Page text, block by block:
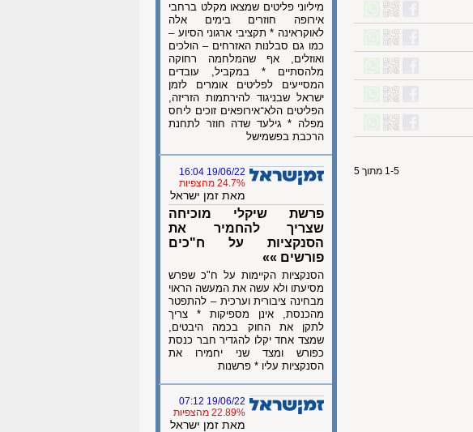
1-5 מתוך 5
מיליוני פליטים שמצאו מקלט ברחבי
אירופה חוזרים בימים אלה
לאוקראינה * תקציבי ארגוני הסיוע –
כמו גם סבלנות האזרחים – הולכים
ואוזלים, אף שהמלחמה רחוקה
מלהסתיים * במקביל, עובדים
המסייעים לפליטים אומרים לזמן
ישראל שבניגוד להירתמות הזריזה,
הפליטים הלא־אירופאים זוכים ליחס
מפלה * גילעד שדה חוזר לתחנת
הרכבת בפשמישל
19/06/22 16:04
24.7% מהצפיות
מאת זמן ישראל
פרשת שיקלי מוכיחה
שצריך להחמיר את
הסנקציות על ח"כים
פורשים »»
הסנקציות הקיימות על ח"כ שפרש
מסיעתו ולא עשה את המעשה הראוי
מבחינה ציבורית וערכית – להתפטר
מהכנסת, אינן מספיקות * צריך
לתקן את החוק בכמה היבטים,
שמצד אחד יקלו להגדיר חבר כנסת
כפורש ומצד שני יחמירו את
הסנקציות עליו * פרשנות
19/06/22 07:12
22.89% מהצפיות
מאת זמן ישראל